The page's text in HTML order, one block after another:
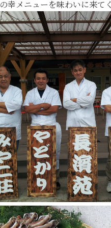
幸メニューを味わいに来て